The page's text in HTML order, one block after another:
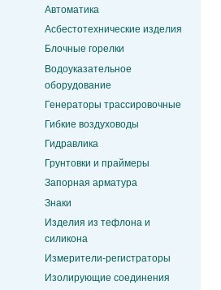
Автоматика
Асбестотехнические изделия
Блочные горелки
Водоуказательное
оборудование
Генераторы трассировочные
Гибкие воздуховоды
Гидравлика
Грунтовки и праймеры
Запорная арматура
Знаки
Изделия из тефлона и
силикона
Измерители-регистраторы
Изолирующие соединения